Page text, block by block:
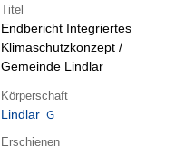
Titel
Endbericht Integriertes
Klimaschutzkonzept /
Gemeinde Lindlar
Körperschaft
Lindlar
Erschienen